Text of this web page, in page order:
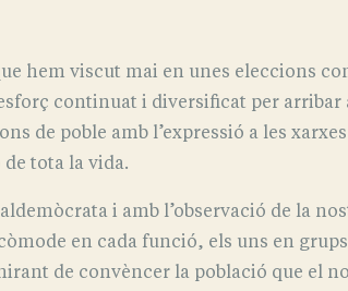
hem viscut mai en unes eleccions
continuat i diversificat per arribar
de poble amb l’expressió a les
tota la vida.
i amb l’observació de la
en cada funció, els uns en
de convèncer la població que el